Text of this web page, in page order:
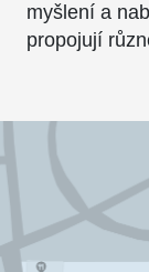
myšlení a
propojují